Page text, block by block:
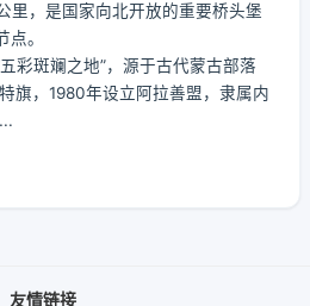
里，是国家向北开放的重要桥头堡
点。
彩斑斓之地”，源于古代蒙古部落
旗，1980年设立阿拉善盟，隶属内
友情链接